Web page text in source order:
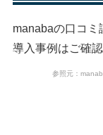
manabaの口コミ
導入事例はご確
参照元：